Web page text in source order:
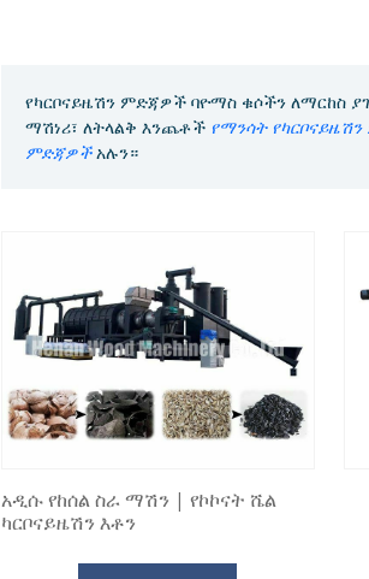
የካርቦናይዜሽን ምድጃዎች ባዮማስ ቁሶችን ለማርከስ
ማሽነሪ፣ ለትላልቅ እንጨቶች የማንሳት
ምድጃዎችአሉን።
አዲሱ የከሰል ስራ ማሽን | የኮኮናት ሼል
ካርቦናይዜሽን እቶን